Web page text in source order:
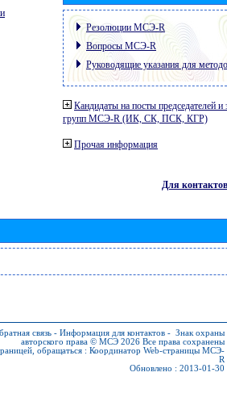
Резолюции МСЭ-R
Вопросы МСЭ-R
Руководящие указания для
Кандидаты на посты председателей и
групп МСЭ-R (ИК, СК, ПСК, КГР)
Прочая информация
Для контактов
связь - Информация для контактов - Знак охраны
авторского права © МСЭ 2026 Все права сохранены
обращаться : Координатор Web-страницы МСЭ-
R
Обновлено : 2013-01-30